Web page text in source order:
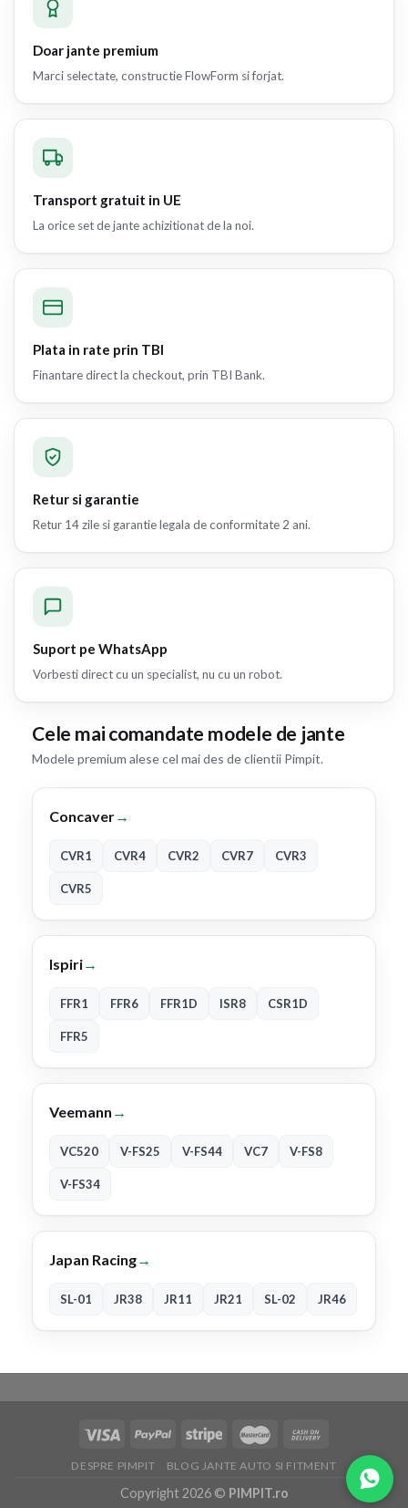
Doar jante premium
Marci selectate, constructie FlowForm si forjat.
Transport gratuit in UE
La orice set de jante achizitionat de la noi.
Plata in rate prin TBI
Finantare direct la checkout, prin TBI Bank.
Retur si garantie
Retur 14 zile si garantie legala de conformitate 2 ani.
Suport pe WhatsApp
Vorbesti direct cu un specialist, nu cu un robot.
Cele mai comandate modele de jante
Modele premium alese cel mai des de clientii Pimpit.
Concaver→
CVR1 CVR4 CVR2 CVR7 CVR3
CVR5
Ispiri→
FFR1 FFR6 FFR1D ISR8 CSR1D
FFR5
Veemann →
VC520 V-FS25 V-FS44 VC7 V-FS8
V-FS34
Japan Racing→
SL-01 JR38 JR11 JR21 SL-02 JR46
DESPRE PIMPIT BLOG JANTE AUTO SI FITMENT
Copyright 2026 © PIMPIT.ro